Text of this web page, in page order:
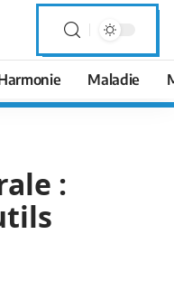
Maladie
: